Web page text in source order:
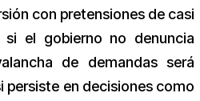
con pretensiones de casi
el gobierno no denuncia
de demandas será
persiste en decisiones como